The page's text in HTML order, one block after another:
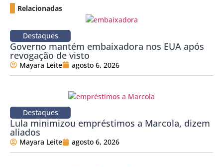
Relacionadas
Destaques
Governo mantém embaixadora nos EUA após
revogação de visto
Mayara Leite agosto 6, 2026
Destaques
Lula minimizou empréstimos a Marcola, dizem
aliados
Mayara Leite agosto 6, 2026